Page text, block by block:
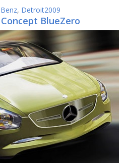
, Detroit2009
BlueZero